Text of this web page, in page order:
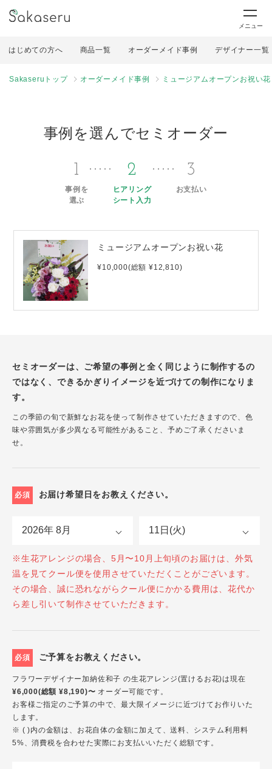
メニュー
はじめての方へ 商品一覧 オーダーメイド事例 デザイナー一覧
Sakaseruトップ オーダーメイド事例 ミュージアムオープンお祝い花
事例を選んでセミオーダー
1
事例を
選ぶ
2
ヒアリング
シート入力
3
お支払い
ミュージアムオープンお祝い花
¥10,000(総額 ¥12,810)
セミオーダーは、ご希望の事例と全く同じように制作するの
ではなく、できるかぎりイメージを近づけての制作になりま
す。
この季節の旬で新鮮なお花を使って制作させていただきますので、色
味や雰囲気が多少異なる可能性があること、予めご了承くださいま
せ。
必須 お届け希望日をお教えください。
※生花アレンジの場合、5月〜10月上旬頃のお届けは、外気
温を見てクール便を使用させていただくことがございます。
その場合、誠に恐れながらクール便にかかる費用は、花代か
ら差し引いて制作させていただきます。
必須 ご予算をお教えください。
フラワーデザイナー加納佐和子 の生花アレンジ(置けるお花)は現在
¥6,000(総額 ¥8,190)〜 オーダー可能です。
お客様ご指定のご予算の中で、最大限イメージに近づけてお作りいた
します。
※ ( )内の金額は、お花自体の金額に加えて、送料、システム利用料
5%、消費税を合わせた実際にお支払いいただく総額です。